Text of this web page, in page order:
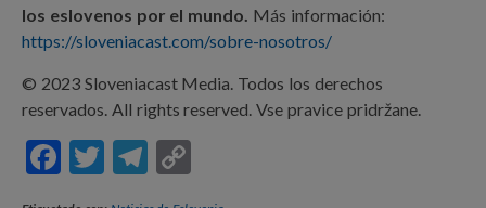
los eslovenos por el mundo. Más información:
https://sloveniacast.com/sobre-nosotros/
© 2023 Sloveniacast Media. Todos los derechos
reservados. All rights reserved. Vse pravice pridržane.
F
T
T